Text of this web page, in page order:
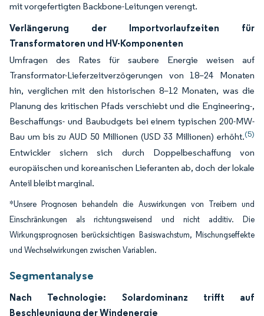
mit vorgefertigten Backbone-Leitungen verengt.
Verlängerung der Importvorlaufzeiten für
Transformatoren und HV-Komponenten
Umfragen des Rates für saubere Energie weisen auf
Transformator-Lieferzeitverzögerungen von 18–24 Monaten
hin, verglichen mit den historischen 8–12 Monaten, was die
Planung des kritischen Pfads verschiebt und die Engineering-,
Beschaffungs- und Baubudgets bei einem typischen 200-MW-
Bau um bis zu AUD 50 Millionen (USD 33 Millionen) erhöht.(5)
Entwickler sichern sich durch Doppelbeschaffung von
europäischen und koreanischen Lieferanten ab, doch der lokale
Anteil bleibt marginal.
*Unsere Prognosen behandeln die Auswirkungen von Treibern und
Einschränkungen als richtungsweisend und nicht additiv. Die
Wirkungsprognosen berücksichtigen Basiswachstum, Mischungseffekte
und Wechselwirkungen zwischen Variablen.
Segmentanalyse
Nach Technologie: Solardominanz trifft auf
Beschleunigung der Windenergie